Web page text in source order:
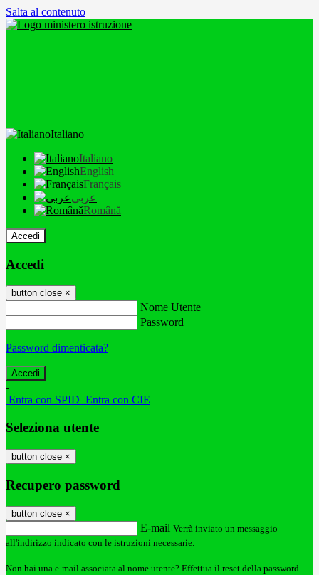
Salta al contenuto
Italiano
Italiano
English
Français
عربى
Română
Accedi
Accedi
button close ×
Nome Utente
Password
Password dimenticata?
-
Entra con SPID Entra con CIE
Seleziona utente
button close ×
Recupero password
button close ×
E-mail Verrà inviato un messaggio
all'indirizzo indicato con le istruzioni necessarie.
Non hai una e-mail associata al nome utente? Effettua il reset della password